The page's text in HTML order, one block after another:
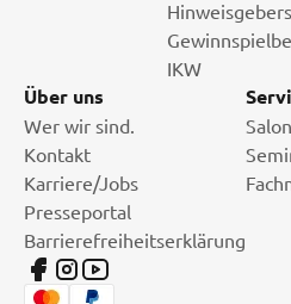
IKW
Über uns
Wer wir sind.
Kontakt
Karriere/Jobs
Presseportal
Barrierefreiheitserklärung